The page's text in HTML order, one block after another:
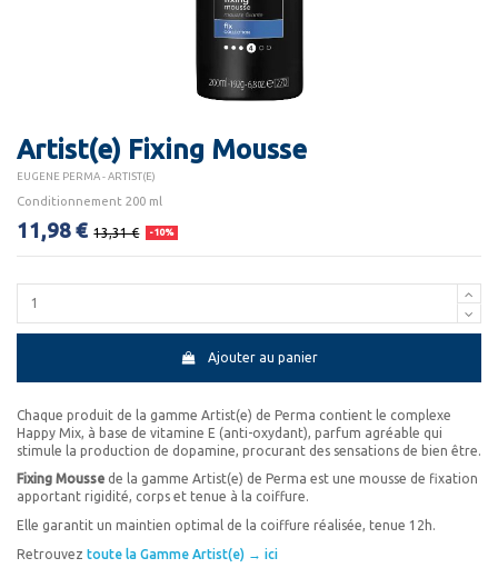
Artist(e) Fixing Mousse
EUGENE PERMA - ARTIST(E)
Conditionnement 200 ml
11,98 € 13,31 € -10%
Ajouter au panier
Chaque produit de la gamme Artist(e) de Perma contient le complexe
Happy Mix, à base de vitamine E (anti-oxydant), parfum agréable qui
stimule la production de dopamine, procurant des sensations de bien être.
Fixing Mousse de la gamme Artist(e) de Perma est une mousse de fixation
apportant rigidité, corps et tenue à la coiffure.
Elle garantit un maintien optimal de la coiffure réalisée, tenue 12h.
Retrouvez toute la Gamme Artist(e) → ici